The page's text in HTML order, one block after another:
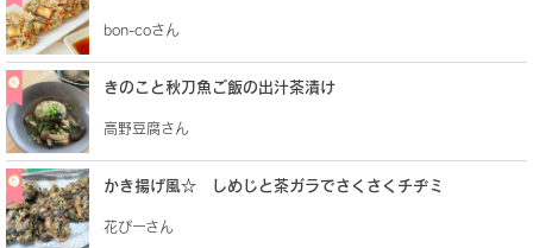
bon-coさん
きのこと秋刀魚ご飯の出汁茶漬け
高野豆腐さん
かき揚げ風☆ しめじと茶ガラでさくさくチヂミ
花ぴーさん